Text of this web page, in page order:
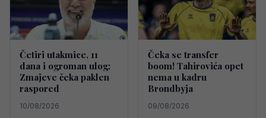
Četiri utakmice, 11
dana i ogroman ulog:
Zmajeve čeka paklen
raspored
10/08/2026
Čeka se transfer
boom! Tahirovića opet
nema u kadru
Brondbyja
09/08/2026